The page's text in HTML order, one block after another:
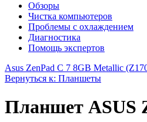
Обзоры
Чистка компьютеров
Проблемы с охлаждением
Диагностика
Помощь экспертов
Asus ZenPad C 7 8GB Metallic
Вернуться к: Планшеты
Планшет ASUS